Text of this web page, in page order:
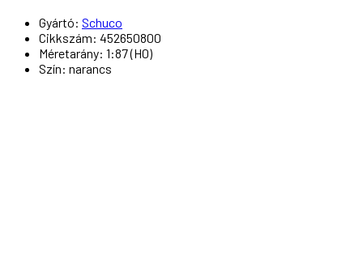
Gyártó: Schuco
Cikkszám: 452650800
Méretarány: 1:87 (H0)
Szín: narancs